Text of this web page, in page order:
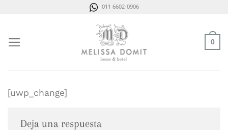
011 6602-0906
0
[uwp_change]
Deja una respuesta